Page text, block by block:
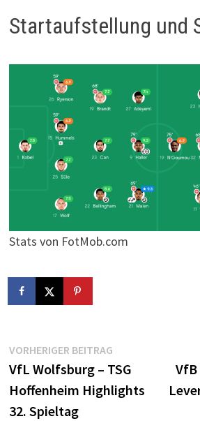
Startaufstellung und
Stats von FotMob.com
Beitragsnavigation
VORHERIGER BEITRAGVorheriger
Beitrag:
VfL Wolfsburg – TSG
Hoffenheim Highlights
32. Spieltag